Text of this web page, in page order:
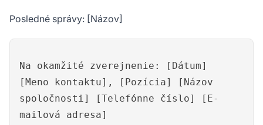
Posledné správy: [Názov]
Na okamžité zverejnenie: [Dátum]
[Meno kontaktu], [Pozícia] [Názov
spoločnosti] [Telefónne číslo] [E-
mailová adresa]